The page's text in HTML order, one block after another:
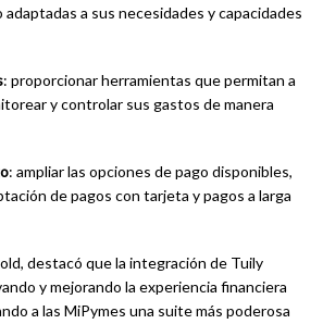
a sus necesidades y capacidades
: proporcionar herramientas que permitan a
y controlar sus gastos de manera
: ampliar las opciones de pago disponibles,
de pagos con tarjeta y pagos a larga
destacó que la integración de Tuily
y mejorando la experiencia financiera
a las MiPymes una suite más poderosa